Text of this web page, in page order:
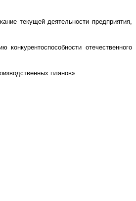
текущей деятельности предприятия,
отечественного
планов».